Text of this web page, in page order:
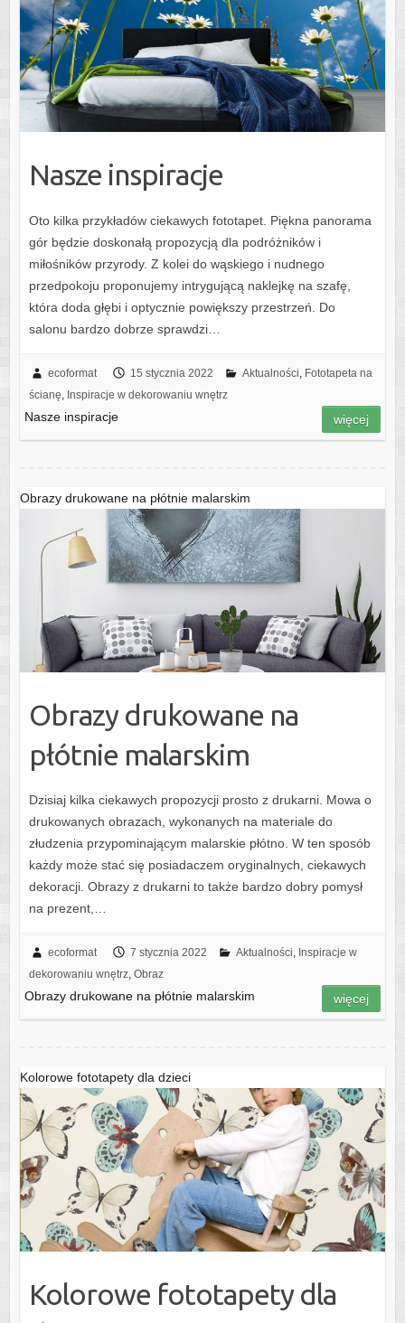
Nasze inspiracje
Oto kilka przykładów ciekawych fototapet. Piękna panorama
gór będzie doskonałą propozycją dla podróżników i
miłośników przyrody. Z kolei do wąskiego i nudnego
przedpokoju proponujemy intrygującą naklejkę na szafę,
która doda głębi i optycznie powiększy przestrzeń. Do
salonu bardzo dobrze sprawdzi…
ecoformat 15 stycznia 2022 Aktualności Fototapeta na
ścianę Inspiracje w dekorowaniu wnętrz
Nasze inspiracje więcej
Obrazy drukowane na płótnie malarskim
Obrazy drukowane na
płótnie malarskim
Dzisiaj kilka ciekawych propozycji prosto z drukarni. Mowa o
drukowanych obrazach, wykonanych na materiale do
złudzenia przypominającym malarskie płótno. W ten sposób
każdy może stać się posiadaczem oryginalnych, ciekawych
dekoracji. Obrazy z drukarni to także bardzo dobry pomysł
na prezent,…
ecoformat 7 stycznia 2022 Aktualności Inspiracje w
dekorowaniu wnętrz, Obraz
Obrazy drukowane na płótnie malarskim więcej
Kolorowe fototapety dla dzieci
Kolorowe fototapety dla